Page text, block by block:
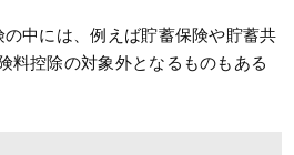
中には、例えば貯蓄保険や貯蓄共
料控除の対象外となるものもある